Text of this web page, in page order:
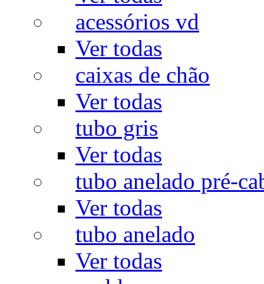
acessórios vd
Ver todas
caixas de chão
Ver todas
tubo gris
Ver todas
tubo anelado pré-
Ver todas
tubo anelado
Ver todas